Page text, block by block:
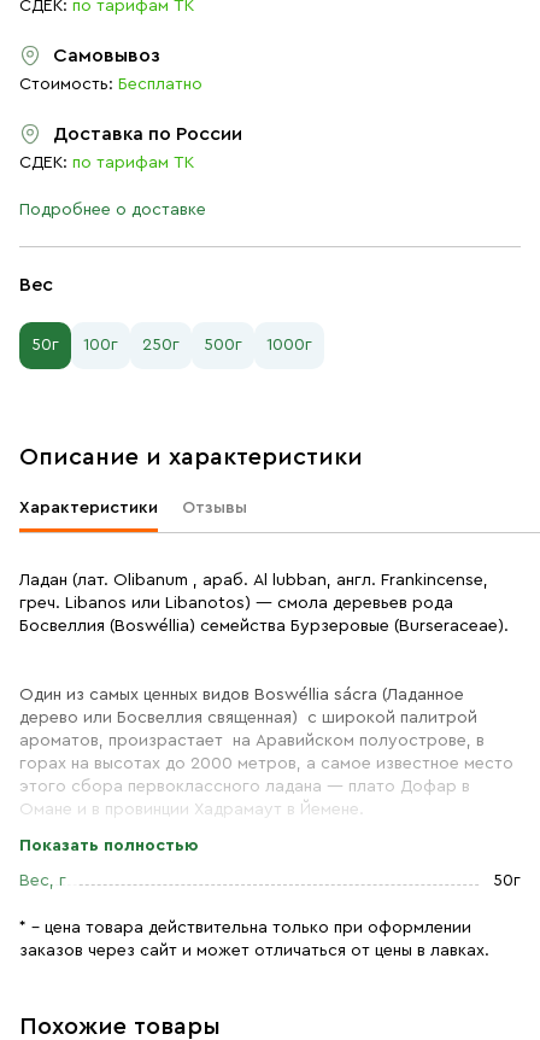
Вес
50г 100г 250г 500г 1000г
СДЕК: по тарифам ТК
Самовывоз
Стоимость: Бесплатно
Доставка по России
СДЕК: по тарифам ТК
Подробнее о доставке
Описание и характеристики
Характеристики Отзывы
Ладан (лат. Olibanum , араб. Al lubban, англ. Frankincense,
греч. Libanos или Libanotos) — смола деревьев рода
Босвеллия (Boswéllia) семейства Бурзеровые (Burseraceae).
Один из самых ценных видов Boswéllia sácra (Ладанное
дерево или Босвеллия священная) с широкой палитрой
ароматов, произрастает на Аравийском полуострове, в
горах на высотах до 2000 метров, а самое известное место
этого сбора первоклассного ладана — плато Дофар в
Омане и в провинции Хадрамаут в Йемене.
Наиболее редкий и драгоценный сорт- Green Boswéllia
- сорт Царской смолы с зеленоватым оттенком, с
и используемый в основном в медицинских целях.
ароматизаторов, на вид кусочки различной формы, только
Показать полностью
Вес, г 50г
* – цена товара действительна только при оформлении
заказов через сайт и может отличаться от цены в лавках.
Похожие товары